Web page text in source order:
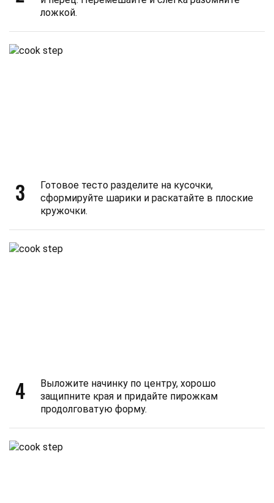
ложкой.
3
Готовое тесто разделите на кусочки,
сформируйте шарики и раскатайте в плоские
кружочки.
4
Выложите начинку по центру, хорошо
защипните края и придайте пирожкам
продолговатую форму.